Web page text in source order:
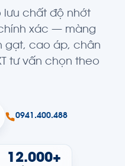
lưu chất độ nhớt
xác — màng
gạt, cao áp, chân
tư vấn chọn theo
0941.400.488
12.000+